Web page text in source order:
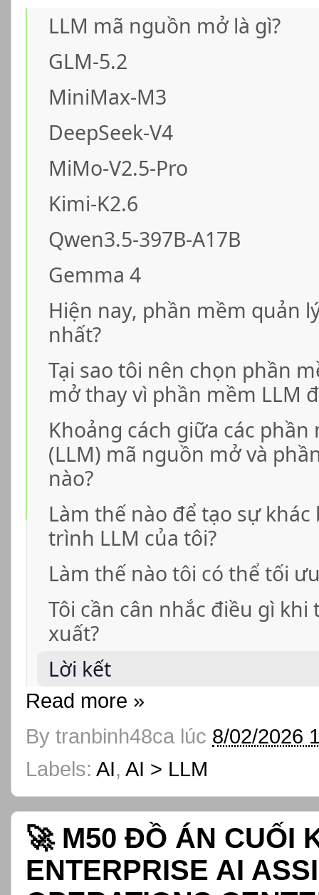
LLM mã nguồn mở là gì?
GLM-5.2
MiniMax-M3
DeepSeek-V4
MiMo-V2.5-Pro
Kimi-K2.6
Qwen3.5-397B-A17B
Gemma 4
Hiện nay, phần mềm quản
nhất?
Tại sao tôi nên chọn phần
mở thay vì phần mềm LLM
Khoảng cách giữa các
(LLM) mã nguồn mở và
nào?
Làm thế nào để tạo sự
trình LLM của tôi?
Làm thế nào tôi có thể tối
Tôi cần cân nhắc điều gì
xuất?
Lời kết
Read more »
By tranbinh48ca lúc 8/02/2026
Labels: AI, AI > LLM
🚀 M50 ĐỒ ÁN CUỐI
ENTERPRISE AI